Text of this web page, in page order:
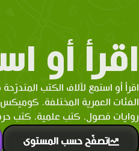
اقرأ أو
اقرأ أو استمع لآلاف الكتب
الفئات العمرية المختلفة.
روايات فصول، كتب علمية، كتب
تصفّح حسب المستوى